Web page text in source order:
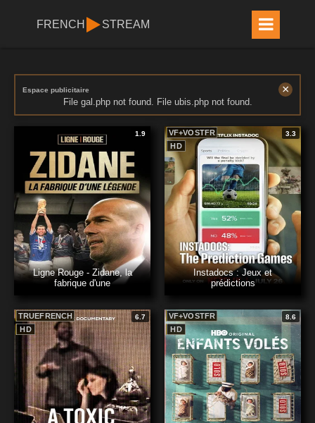
FRENCH STREAM
Espace publicitaire ×
File gal.php not found. File ubis.php not found.
1.9
Ligne Rouge - Zidane, la
fabrique d'une
HD
VF+VOSTFR 3.3
Instadocs : Jeux et
prédictions
HD
TRUEFRENCH 6.7
HD
VF+VOSTFR 8.6